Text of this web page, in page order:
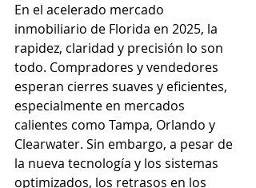
En el acelerado mercado
inmobiliario de Florida en 2025, la
rapidez, claridad y precisión lo son
todo. Compradores y vendedores
esperan cierres suaves y eficientes,
especialmente en mercados
calientes como Tampa, Orlando y
Clearwater. Sin embargo, a pesar de
la nueva tecnología y los sistemas
optimizados, los retrasos en los